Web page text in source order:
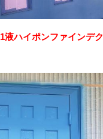
1液ハイポンファインデ